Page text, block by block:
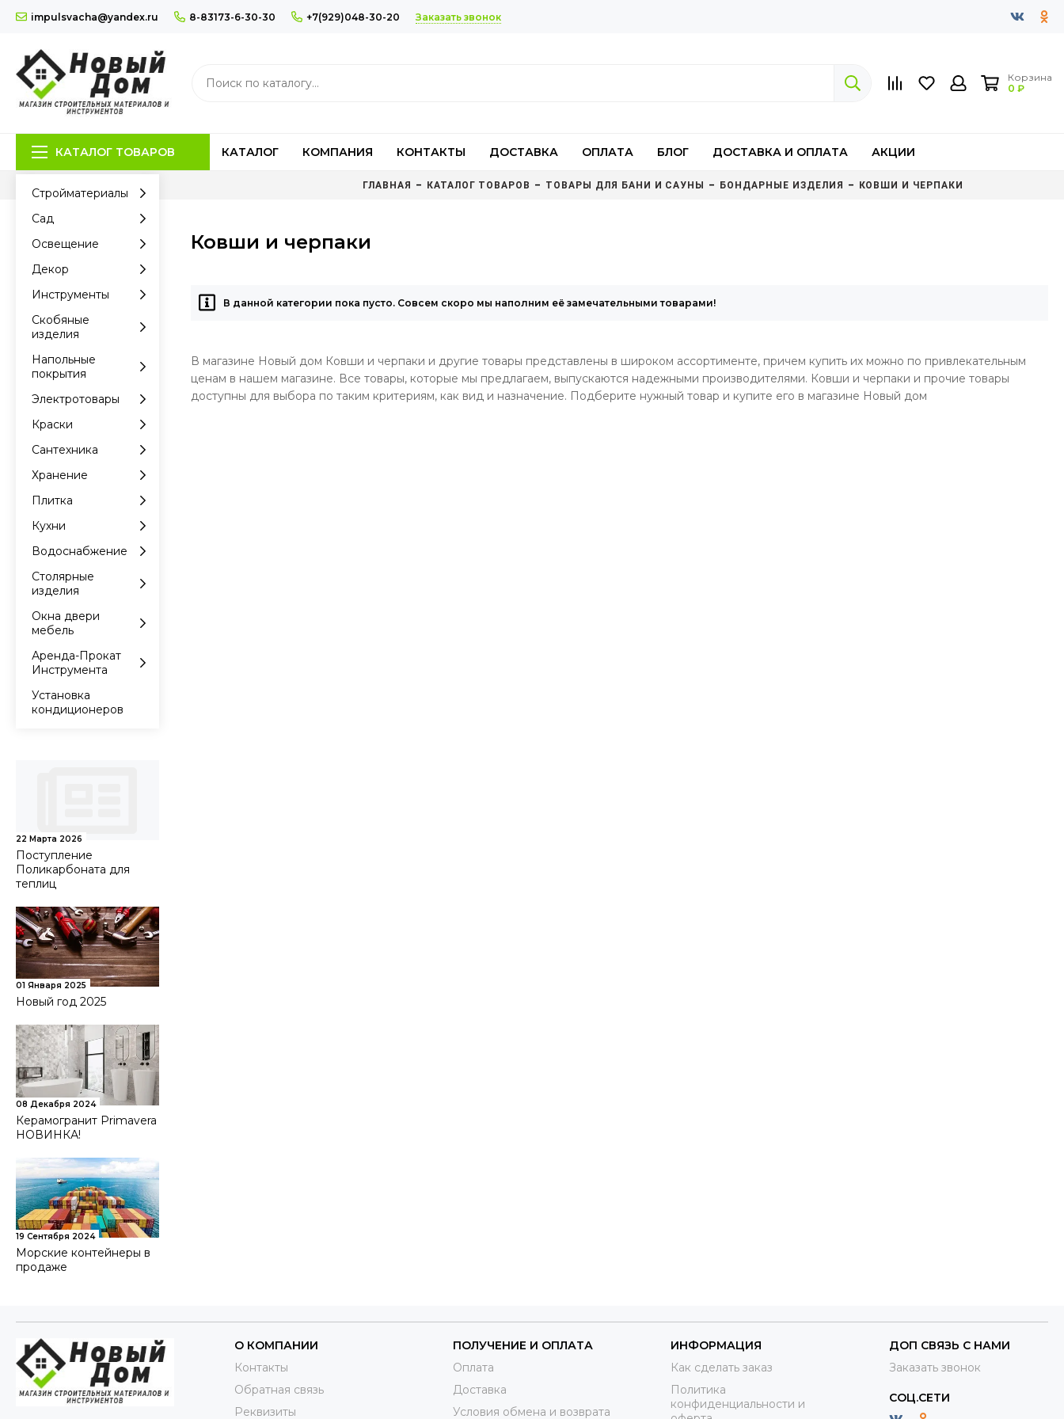
impulsvacha@yandex.ru 8-83173-6-30-30 +7(929)048-30-20 Заказать звонок
Корзина
0 ₽
КАТАЛОГ ТОВАРОВ КАТАЛОГ КОМПАНИЯ КОНТАКТЫ ДОСТАВКА ОПЛАТА БЛОГ ДОСТАВКА И ОПЛАТА АКЦИИ
ГЛАВНАЯ КАТАЛОГ ТОВАРОВ ТОВАРЫ ДЛЯ БАНИ И САУНЫ БОНДАРНЫЕ ИЗДЕЛИЯ КОВШИ И ЧЕРПАКИ
Стройматериалы
Сад
Освещение
Декор
Инструменты
Скобяные
изделия
Напольные
покрытия
Электротовары
Краски
Сантехника
Хранение
Плитка
Кухни
Водоснабжение
Столярные
изделия
Окна двери
мебель
Аренда-Прокат
Инструмента
Установка
кондиционеров
22 Марта 2026
Поступление
Поликарбоната для
теплиц
01 Января 2025
Новый год 2025
08 Декабря 2024
Керамогранит Primavera
НОВИНКА!
19 Сентября 2024
Морские контейнеры в
продаже
Ковши и черпаки
В данной категории пока пусто. Совсем скоро мы наполним её замечательными товарами!
В магазине Новый дом Ковши и черпаки и другие товары представлены в широком ассортименте, причем купить их можно по привлекательным
ценам в нашем магазине. Все товары, которые мы предлагаем, выпускаются надежными производителями. Ковши и черпаки и прочие товары
доступны для выбора по таким критериям, как вид и назначение. Подберите нужный товар и купите его в магазине Новый дом
О КОМПАНИИ
Контакты
Обратная связь
Реквизиты
ПОЛУЧЕНИЕ И ОПЛАТА
Оплата
Доставка
Условия обмена и возврата
ИНФОРМАЦИЯ
Как сделать заказ
Политика
конфиденциальности и
ДОП СВЯЗЬ С НАМИ
Заказать звонок
СОЦ.СЕТИ